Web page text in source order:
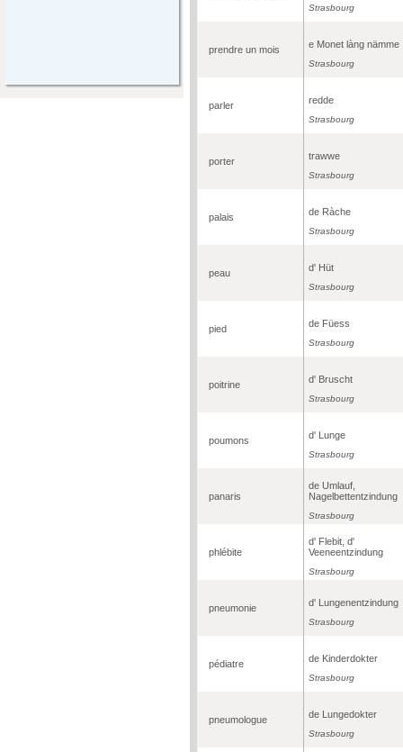
Strasbourg
prendre un mois e Monet làng nämme
Strasbourg
parler redde
Strasbourg
porter trawwe
Strasbourg
palais de Ràche
Strasbourg
peau d' Hüt
Strasbourg
pied de Füess
Strasbourg
poitrine d' Bruscht
Strasbourg
poumons d' Lunge
Strasbourg
panaris
de Umlauf,
Nagelbettentzindung
Strasbourg
phlébite
d' Flebit, d'
Veeneentzindung
Strasbourg
pneumonie d' Lungenentzindung
Strasbourg
pédiatre de Kinderdokter
Strasbourg
pneumologue de Lungedokter
Strasbourg